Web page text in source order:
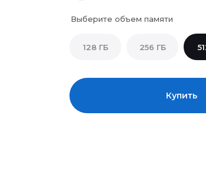
Выберите объем памяти
256 ГБ
128 ГБ
Купить